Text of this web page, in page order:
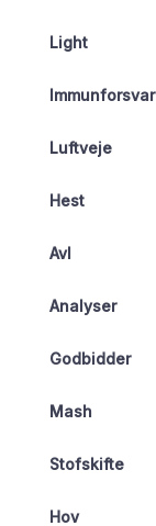
Light
Immunforsvar
Luftveje
Hest
Avl
Analyser
Godbidder
Mash
Stofskifte
Hov